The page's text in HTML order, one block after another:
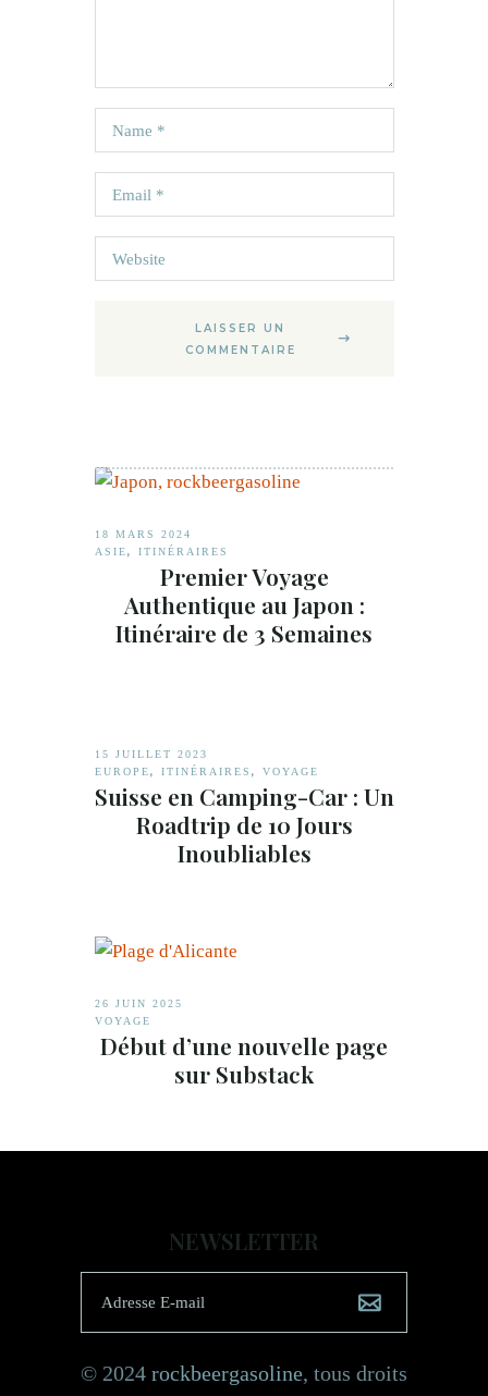
LAISSER UN
COMMENTAIRE
18 MARS 2024
ASIE, ITINÉRAIRES
Premier Voyage
Authentique au Japon :
Itinéraire de 3 Semaines
15 JUILLET 2023
EUROPE, ITINÉRAIRES , VOYAGE
Suisse en Camping-Car : Un
Roadtrip de 10 Jours
Inoubliables
26 JUIN 2025
VOYAGE
Début d’une nouvelle page
sur Substack
NEWSLETTER
© 2024 rockbeergasoline, tous droits